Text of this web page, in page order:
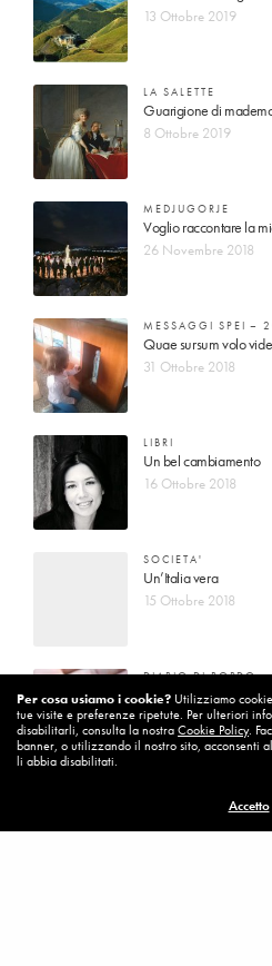
13 Ottobre 2019
LA SALETTE
Guarigione di
8 Ottobre 2019
MEDJUGORJE
Voglio raccontare la
26 Novembre 2018
MESSAGGI SPEI –
Quae sursum volo
31 Ottobre 2018
LIBRI
Un bel cambiamento
16 Ottobre 2018
SOCIETA'
Un’Italia vera
15 Ottobre 2018
DIARIO DI BORDO
La vita vince sempre
8 Ottobre 2018
Per cambiare ci vuole
8 Ottobre 2018
Per cosa usiamo i cookie? Utilizziamo
tue visite e preferenze ripetute. Per ulteriori
disabilitarli, consulta la nostraCookie Policy.
banner, o utilizzando il nostro sito, acconsenti
li abbia disabilitati.
Accetto